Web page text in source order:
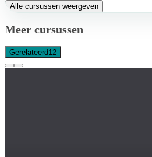
Alle cursussen weergeven
Meer cursussen
Gerelateerd12